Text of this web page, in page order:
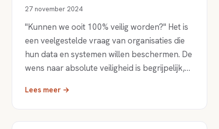
27 november 2024
"Kunnen we ooit 100% veilig worden?" Het is
een veelgestelde vraag van organisaties die
hun data en systemen willen beschermen. De
wens naar absolute veiligheid is begrijpelijk,…
Lees meer →